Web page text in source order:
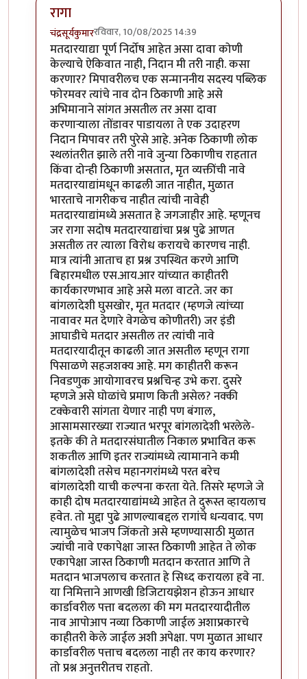
रागा
चंद्रसूर्यकुमाररविवार, 10/08/2025 14:39
In reply toकोणा टीव्हीवाल्याने त्याbyआग्या१९९०
मतदारयाद्या पूर्ण निर्दोष आहेत असा दावा कोणी
केल्याचे ऐकिवात नाही, निदान मी तरी नाही. कसा
करणार? मिपावरीलच एक सन्माननीय सदस्य पब्लिक
फोरमवर त्यांचे नाव दोन ठिकाणी आहे असे
अभिमानाने सांगत असतील तर असा दावा
करणार्‍याला तोंडावर पाडायला ते एक उदाहरण
निदान मिपावर तरी पुरेसे आहे. अनेक ठिकाणी लोक
स्थलांतरीत झाले तरी नावे जुन्या ठिकाणीच राहतात
किंवा दोन्ही ठिकाणी असतात, मृत व्यक्तींची नावे
मतदारयाद्यांमधून काढली जात नाहीत, मुळात
भारताचे नागरीकच नाहीत त्यांची नावेही
मतदारयाद्यांमध्ये असतात हे जगजाहीर आहे. म्हणूनच
जर रागा सदोष मतदारयाद्यांचा प्रश्न पुढे आणत
असतील तर त्याला विरोध करायचे कारणच नाही.
मात्र त्यांनी आताच हा प्रश्न उपस्थित करणे आणि
बिहारमधील एस.आय.आर यांच्यात काहीतरी
कार्यकारणभाव आहे असे मला वाटते. जर का
बांगलादेशी घुसखोर, मृत मतदार (म्हणजे त्यांच्या
नावावर मत देणारे वेगळेच कोणीतरी) जर इंडी
आघाडीचे मतदार असतील तर त्यांची नावे
मतदारयादीतून काढली जात असतील म्हणून रागा
पिसाळणे सहजशक्य आहे. मग काहीतरी करून
निवडणुक आयोगावरच प्रश्नचिन्ह उभे करा. दुसरे
म्हणजे असे घोळांचे प्रमाण किती असेल? नक्की
टक्केवारी सांगता येणार नाही पण बंगाल,
आसामसारख्या राज्यात भरपूर बांगलादेशी भरलेले-
इतके की ते मतदारसंघातील निकाल प्रभावित करू
शकतील आणि इतर राज्यांमध्ये त्यामानाने कमी
बांगलादेशी तसेच महानगरांमध्ये परत बरेच
बांगलादेशी याची कल्पना करता येते. तिसरे म्हणजे जे
काही दोष मतदारयाद्यांमध्ये आहेत ते दुरूस्त व्हायलाच
हवेत. तो मुद्दा पुढे आणल्याबद्दल रागांचे धन्यवाद. पण
त्यामुळेच भाजप जिंकतो असे म्हणण्यासाठी मुळात
ज्यांची नावे एकापेक्षा जास्त ठिकाणी आहेत ते लोक
एकापेक्षा जास्त ठिकाणी मतदान करतात आणि ते
मतदान भाजपलाच करतात हे सिध्द करायला हवे ना.
या निमित्ताने आणखी डिजिटायझेशन होऊन आधार
कार्डावरील पत्ता बदलला की मग मतदारयादीतील
नाव आपोआप नव्या ठिकाणी जाईल अशाप्रकारचे
काहीतरी केले जाईल अशी अपेक्षा. पण मुळात आधार
कार्डावरील पत्ताच बदलला नाही तर काय करणार?
तो प्रश्न अनुत्तरीतच राहतो.